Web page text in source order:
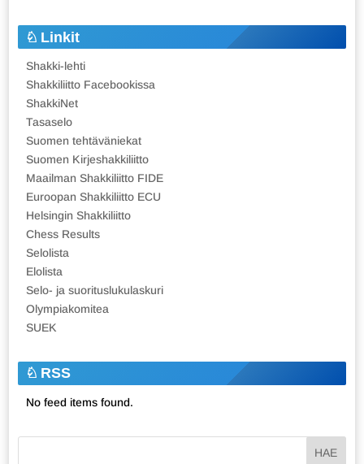
Linkit
Shakki-lehti
Shakkiliitto Facebookissa
ShakkiNet
Tasaselo
Suomen tehtäväniekat
Suomen Kirjeshakkiliitto
Maailman Shakkiliitto FIDE
Euroopan Shakkiliitto ECU
Helsingin Shakkiliitto
Chess Results
Selolista
Elolista
Selo- ja suorituslukulaskuri
Olympiakomitea
SUEK
RSS
No feed items found.